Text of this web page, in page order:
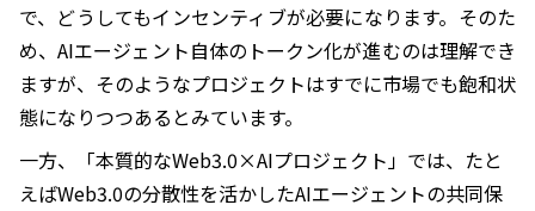
で、どうしてもインセンティブが必要になります。そのた
め、AIエージェント自体のトークン化が進むのは理解でき
ますが、そのようなプロジェクトはすでに市場でも飽和状
態になりつつあるとみています。
一方、「本質的なWeb3.0×AIプロジェクト」では、たと
えばWeb3.0の分散性を活かしたAIエージェントの共同保